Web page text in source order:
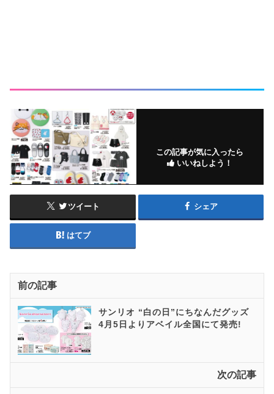
この記事が気に入ったら
いいねしよう！
ツイート シェア
はてブ
前の記事
サンリオ “白の日”にちなんだグッズ
4月5日よりアベイル全国にて発売!
次の記事